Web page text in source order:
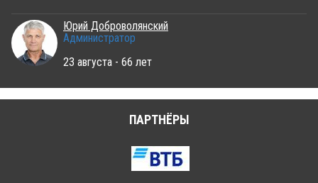
Юрий Доброволянский
Администратор
23 августа - 66 лет
ПАРТНЁРЫ